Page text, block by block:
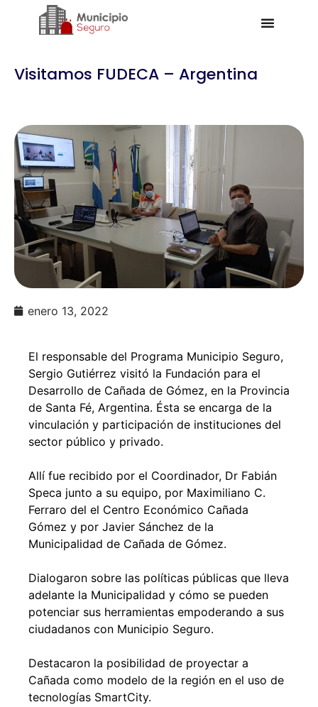
Visitamos FUDECA – Argentina
enero 13, 2022
El responsable del Programa Municipio Seguro,
Sergio Gutiérrez visitó la Fundación para el
Desarrollo de Cañada de Gómez, en la Provincia
de Santa Fé, Argentina. Ésta se encarga de la
vinculación y participación de instituciones del
sector público y privado.
Allí fue recibido por el Coordinador, Dr Fabián
Speca junto a su equipo, por Maximiliano C.
Ferraro del el Centro Económico Cañada
Gómez y por Javier Sánchez de la
Municipalidad de Cañada de Gómez.
Dialogaron sobre las políticas públicas que lleva
adelante la Municipalidad y cómo se pueden
potenciar sus herramientas empoderando a sus
ciudadanos con Municipio Seguro.
Destacaron la posibilidad de proyectar a
Cañada como modelo de la región en el uso de
tecnologías SmartCity.